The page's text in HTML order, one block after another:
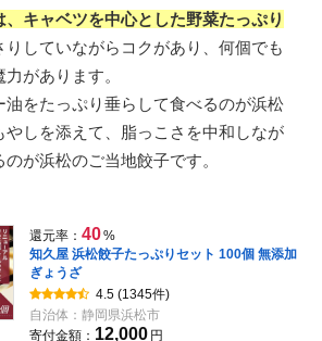
、キャベツを中心とした野菜たっぷり
りしていながらコクがあり、何個でも
があります。
油をたっぷり垂らして食べるのが浜松
やしを添えて、脂っこさを中和しなが
が浜松のご当地餃子です。
還元率： 40%
知久屋 浜松餃子たっぷりセット 100個 無添加
ぎょうざ
4.5 (1345件)
自治体： 静岡県浜松市
寄付金額： 12,000 円